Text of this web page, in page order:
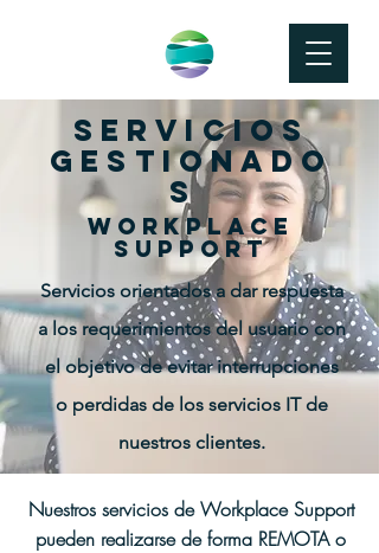
Servicios
Gestionado
s
Workplace
Support
Servicios orientados a dar respuesta
a los requerimientos del usuario con
el objetivo de evitar interrupciones
o perdidas de los servicios IT de
nuestros clientes.
Nuestros servicios de Workplace Support
pueden realizarse de forma REMOTA o